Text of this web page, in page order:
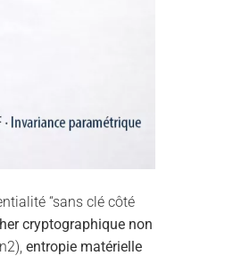
“sans clé côté
cryptographique non
entropie matérielle